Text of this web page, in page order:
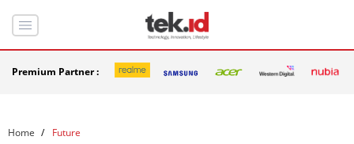
Premium Partner :
Home Future